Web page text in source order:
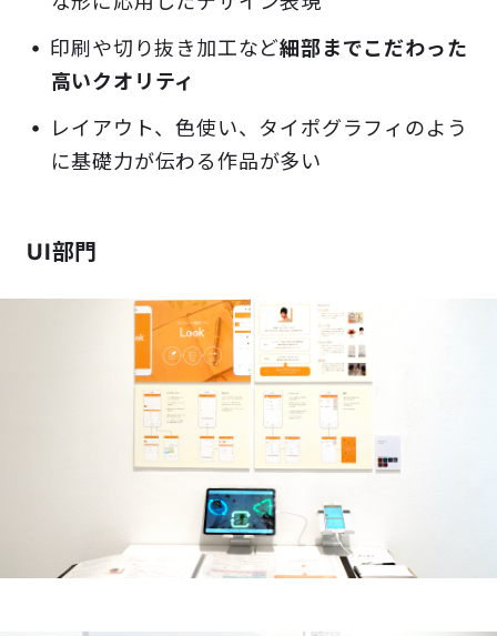
印刷や切り抜き加工など細部までこだわった
高いクオリティ
レイアウト、色使い、タイポグラフィのよう
に基礎力が伝わる作品が多い
UI部門